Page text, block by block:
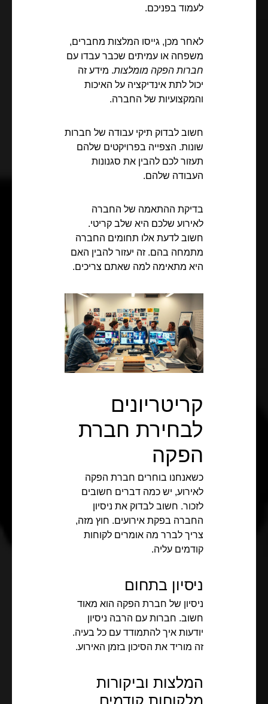
לעמוד בפניכם.
לאחר מכן, גייסו המלצות מחברים,
משפחה או עמיתים שכבר עבדו עם
חברות הפקה מומלצות. מידע זה
יכול לתת אינדיקציה על האיכות
והמקצועיות של החברה.
חשוב לבדוק תיקי עבודה של חברות
שונות. הצפייה בפרויקטים שלהם
תעזור לכם להבין את סגנונות
העבודה שלהם.
בדיקת ההתאמה של החברה
לאירוע שלכם היא שלב קריטי.
חשוב לדעת אלו תחומים החברה
מתמחה בהם. זה יעזור להבין האם
היא מתאימה למה שאתם צריכים.
קריטריונים
לבחירת חברת
הפקה
כשאנחנו בוחרים חברת הפקה
לאירוע, יש כמה דברים חשובים
לזכור. חשוב לבדוק את ניסיון
החברה בפקת אירועים. חוץ מזה,
צריך לברר מה אומרים לקוחות
קודמים עליה.
ניסיון בתחום
ניסיון של חברת הפקה הוא מאוד
חשוב. חברות עם הרבה ניסיון
יודעות איך להתמודד עם כל בעיה.
זה מוריד את הסיכון בזמן האירוע.
המלצות וביקורות
מלקוחות קודמים